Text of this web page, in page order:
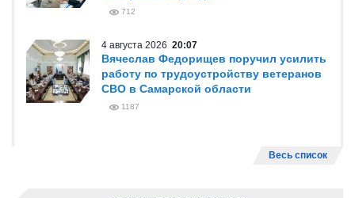
712
4 августа 2026 20:07
Вячеслав Федорищев поручил усилить
работу по трудоустройству ветеранов
СВО в Самарской области
1187
Весь список